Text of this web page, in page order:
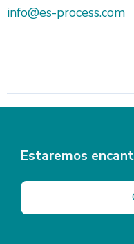
info@es-process.com
Estaremos